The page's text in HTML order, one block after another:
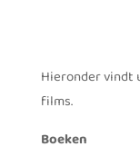
Hieronder vindt
films.
Boeken